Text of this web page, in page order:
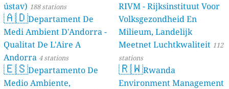
ústav) 188 stations
🇦🇩Departament De
Medi Ambient D'Andorra -
Qualitat De L'Aire A
Andorra 4 stations
🇪🇸Departamento De
Medio Ambiente,
RIVM - Rijksinstituut Voor
Volksgezondheid En
Milieum, Landelijk
Meetnet Luchtkwaliteit 112
stations
🇷🇼Rwanda
Environment Management